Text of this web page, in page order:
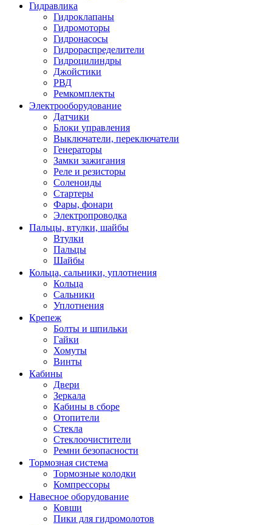
Гидравлика
Гидроклапаны
Гидромоторы
Гидронасосы
Гидрораспределители
Гидроцилиндры
Джойстики
РВД
Ремкомплекты
Электрооборудование
Датчики
Блоки управления
Выключатели, переключатели
Генераторы
Замки зажигания
Реле и резисторы
Соленоиды
Стартеры
Фары, фонари
Электропроводка
Пальцы, втулки, шайбы
Втулки
Пальцы
Шайбы
Кольца, сальники, уплотнения
Кольца
Сальники
Уплотнения
Крепеж
Болты и шпильки
Гайки
Хомуты
Винты
Кабины
Двери
Зеркала
Кабины в сборе
Отопители
Стекла
Стеклоочистители
Ремни безопасности
Тормозная система
Тормозные колодки
Компрессоры
Навесное оборудование
Ковши
Пики для гидромолотов